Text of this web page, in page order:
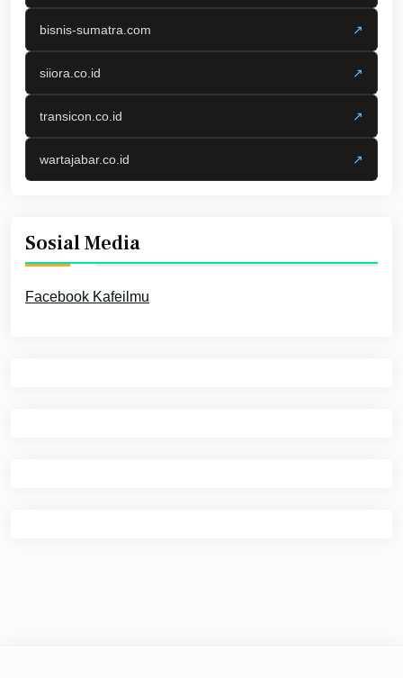
bisnis-sumatra.com ↗
siiora.co.id ↗
transicon.co.id ↗
wartajabar.co.id ↗
Sosial Media
Facebook Kafeilmu